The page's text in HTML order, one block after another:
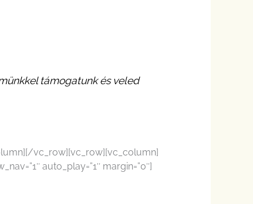
támogatunk és veled
vc_row][vc_row][vc_column]
auto_play=”1″ margin=”0″]